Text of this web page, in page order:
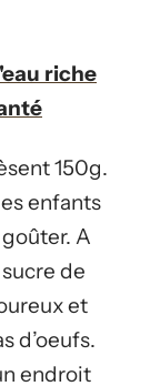
riche
150g.
enfants
A
de
et
d’oeufs.
endroit